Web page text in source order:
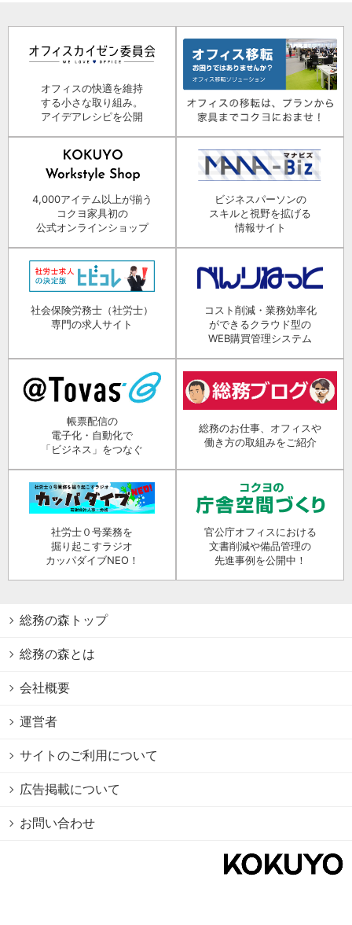
オフィスの快適を維持
する小さな取り組み。
アイデアレシピを公開
4,000アイテム以上が揃う
コクヨ家具初の
公式オンラインショップ
ビジネスパーソンの
スキルと視野を拡げる
情報サイト
社会保険労務士（社労士）
専門の求人サイト
コスト削減・業務効率化
ができるクラウド型の
WEB購買管理システム
帳票配信の
電子化・自動化で
「ビジネス」をつなぐ
総務のお仕事、オフィスや
働き方の取組みをご紹介
社労士０号業務を
掘り起こすラジオ
カッパダイブNEO！
官公庁オフィスにおける
文書削減や備品管理の
先進事例を公開中！
総務の森トップ
総務の森とは
会社概要
運営者
サイトのご利用について
広告掲載について
お問い合わせ